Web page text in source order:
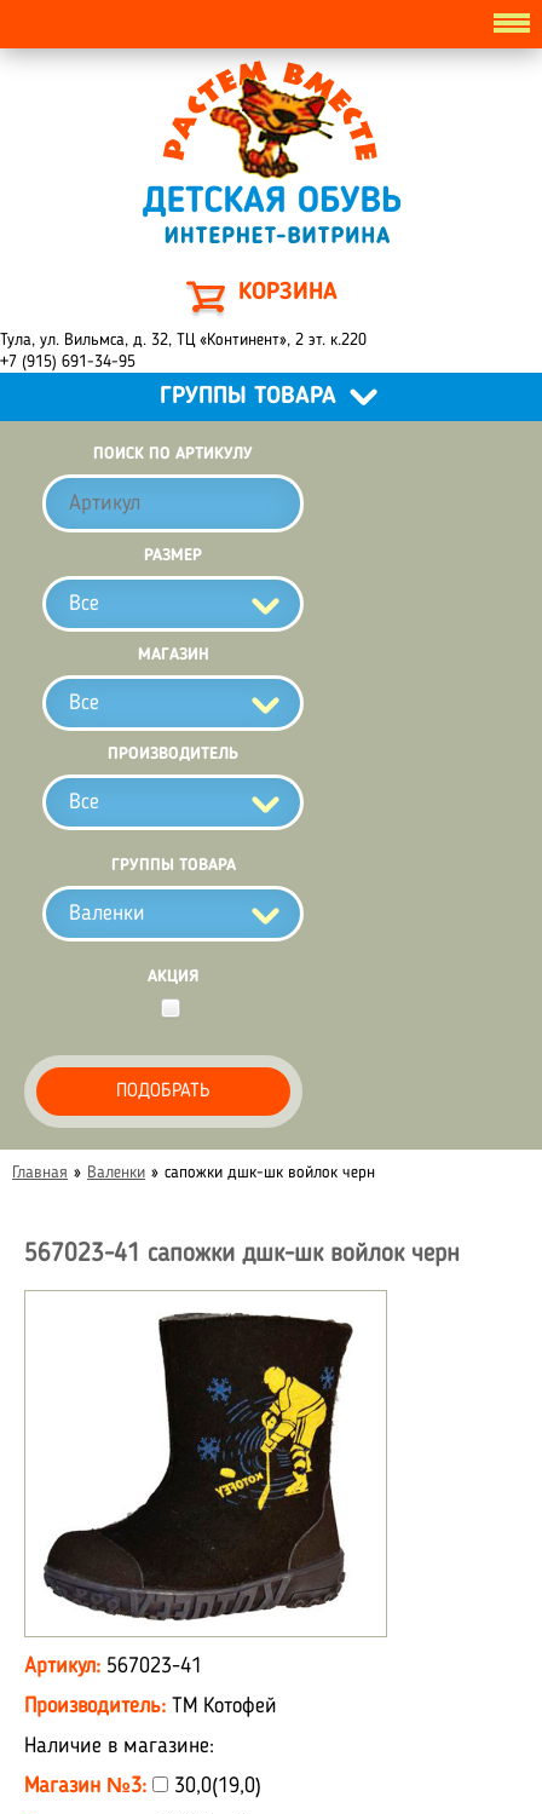
КОРЗИНА
Тула, ул. Вильмса, д. 32, ТЦ «Континент», 2 эт. к.220
+7 (915) 691-34-95
ГРУППЫ ТОВАРА
ПОИСК ПО АРТИКУЛУ
РАЗМЕР
Все
МАГАЗИН
Все
ПРОИЗВОДИТЕЛЬ
Все
ГРУППЫ ТОВАРА
Валенки
АКЦИЯ
ПОДОБРАТЬ
Главная » Валенки » сапожки дшк-шк войлок черн
567023-41 сапожки дшк-шк войлок черн
Артикул: 567023-41
Производитель:
ТМ Котофей
Наличие в магазине:
Магазин №3:
30,0(19,0)